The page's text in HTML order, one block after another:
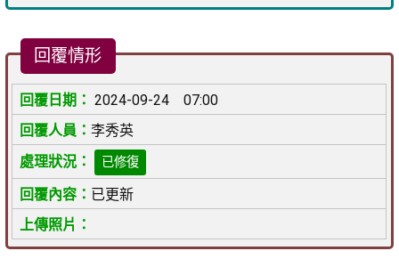
回覆情形
2024-09-24 07:00
李秀英
已修復
已更新